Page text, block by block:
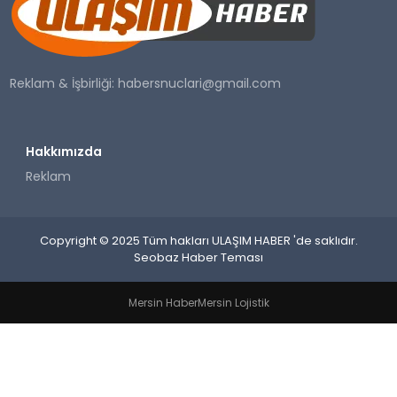
SAĞLIK
YAŞAM
Reklam & İşbirliği:habersnuclari@gmail.com
Hakkımızda
Reklam
Copyright © 2025 Tüm hakları ULAŞIM HABER 'de saklıdır.
Seobaz Haber Teması
Mersin HaberMersin Lojistik